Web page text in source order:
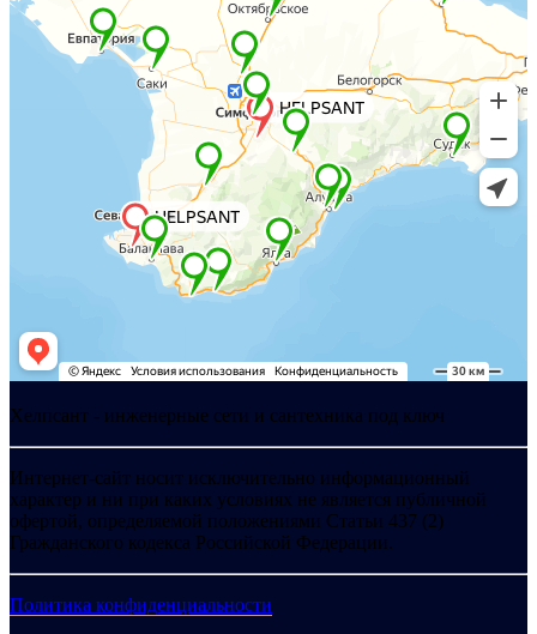
Хелпсант - инженерные сети и сантехника под ключ
Интернет-сайт носит исключительно информационный
характер и ни при каких условиях не является публичной
офертой, определяемой положениями Статьи 437 (2)
Гражданского кодекса Российской Федерации.
Политика конфиденциальности